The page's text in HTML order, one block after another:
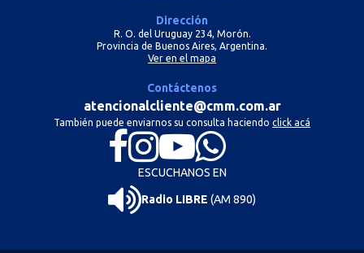
Dirección
R. O. del Uruguay 234, Morón.
Provincia de Buenos Aires, Argentina.
Ver en el mapa
Contáctenos
atencionalcliente@cmm.com.ar
También puede enviarnos su consulta haciendo click acá
ESCUCHANOS EN
Radio LIBRE (AM 890)